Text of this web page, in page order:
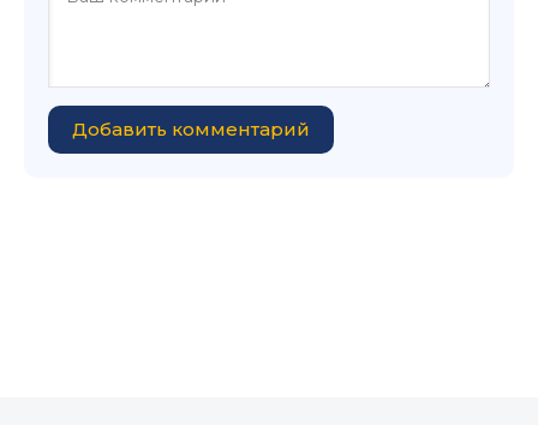
Добавить комментарий